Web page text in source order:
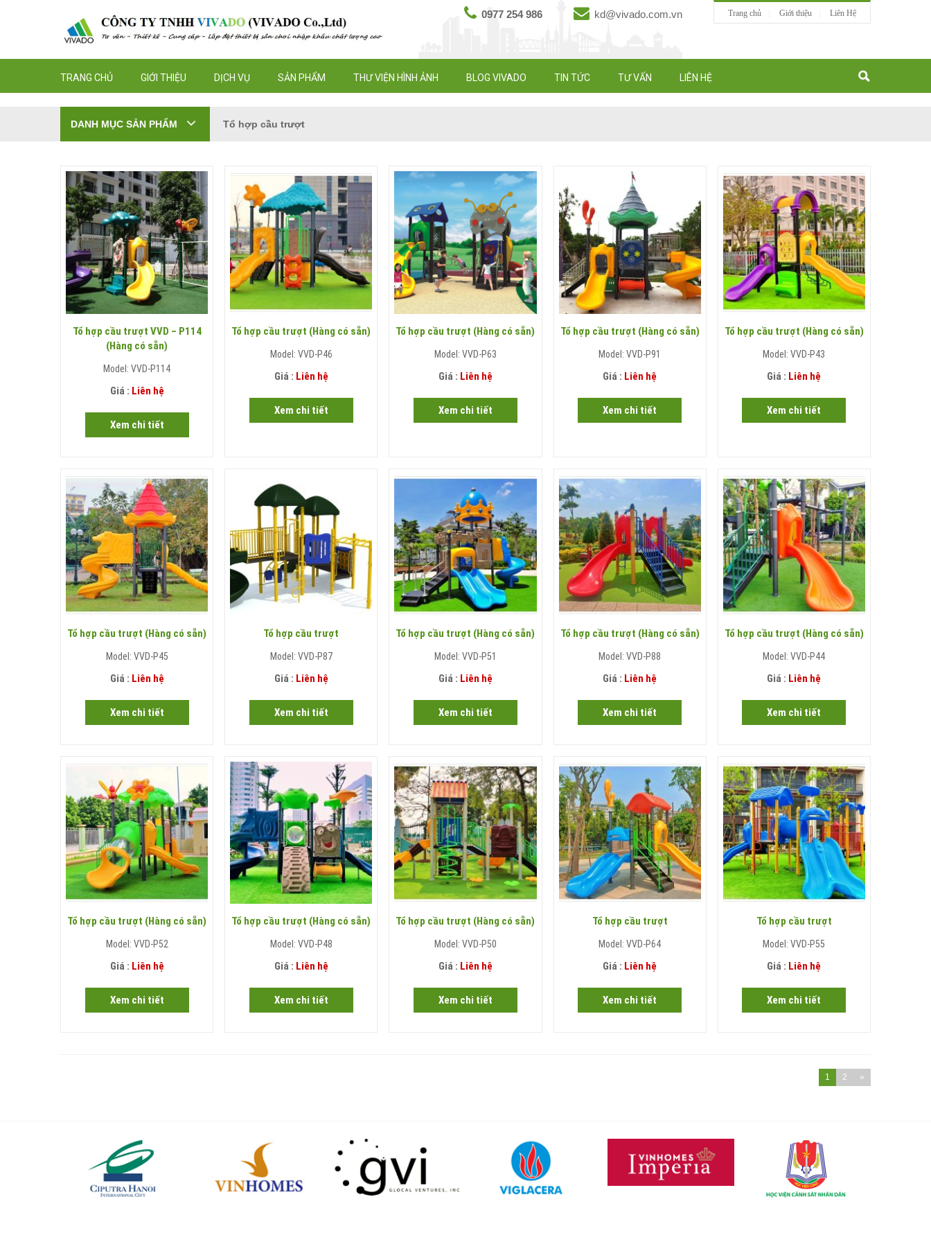
Trang chủ Giới thiệu Liên Hệ
0977 254 986 kd@vivado.com.vn
TRANG CHỦ GIỚI THIỆU DỊCH VỤ SẢN PHẨM THƯ VIỆN HÌNH ẢNH BLOG VIVADO TIN TỨC TƯ VẤN LIÊN HỆ
DANH MỤC SẢN PHẨM Tổ hợp cầu trượt
Tổ hợp cầu trượt VVD – P114
(Hàng có sẵn)
Model: VVD-P114
Giá : Liên hệ
Xem chi tiết
Tổ hợp cầu trượt (Hàng có sẵn)
Model: VVD-P46
Giá : Liên hệ
Xem chi tiết
Tổ hợp cầu trượt (Hàng có sẵn)
Model: VVD-P63
Giá : Liên hệ
Xem chi tiết
Tổ hợp cầu trượt (Hàng có sẵn)
Model: VVD-P91
Giá : Liên hệ
Xem chi tiết
Tổ hợp cầu trượt (Hàng có sẵn)
Model: VVD-P43
Giá : Liên hệ
Xem chi tiết
Tổ hợp cầu trượt (Hàng có sẵn)
Model: VVD-P45
Giá : Liên hệ
Xem chi tiết
Tổ hợp cầu trượt
Model: VVD-P87
Giá : Liên hệ
Xem chi tiết
Tổ hợp cầu trượt (Hàng có sẵn)
Model: VVD-P51
Giá : Liên hệ
Xem chi tiết
Tổ hợp cầu trượt (Hàng có sẵn)
Model: VVD-P88
Giá : Liên hệ
Xem chi tiết
Tổ hợp cầu trượt (Hàng có sẵn)
Model: VVD-P44
Giá : Liên hệ
Xem chi tiết
Tổ hợp cầu trượt (Hàng có sẵn)
Model: VVD-P52
Giá : Liên hệ
Xem chi tiết
Tổ hợp cầu trượt (Hàng có sẵn)
Model: VVD-P48
Giá : Liên hệ
Xem chi tiết
Tổ hợp cầu trượt (Hàng có sẵn)
Model: VVD-P50
Giá : Liên hệ
Xem chi tiết
Tổ hợp cầu trượt
Model: VVD-P64
Giá : Liên hệ
Xem chi tiết
Tổ hợp cầu trượt
Model: VVD-P55
Giá : Liên hệ
Xem chi tiết
1 2 »